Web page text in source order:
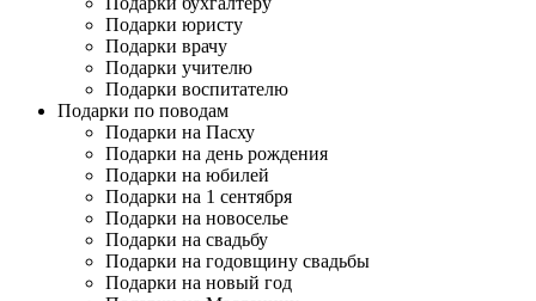
Подарки юристу
Подарки врачу
Подарки учителю
Подарки воспитателю
Подарки по поводам
Подарки на Пасху
Подарки на день рождения
Подарки на юбилей
Подарки на 1 сентября
Подарки на новоселье
Подарки на свадьбу
Подарки на годовщину свадьбы
Подарки на новый год